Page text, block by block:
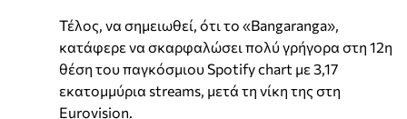
Τέλος, να σημειωθεί, ότι το «Bangaranga»,
κατάφερε να σκαρφαλώσει πολύ γρήγορα στη 12η
θέση του παγκόσμιου Spotify chart με 3,17
εκατομμύρια streams, μετά τη νίκη της στη
Eurovision.